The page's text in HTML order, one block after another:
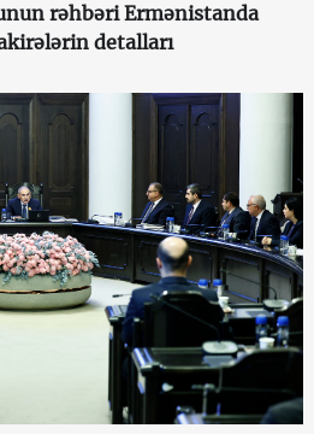
rəhbəri Ermənistanda
detalları